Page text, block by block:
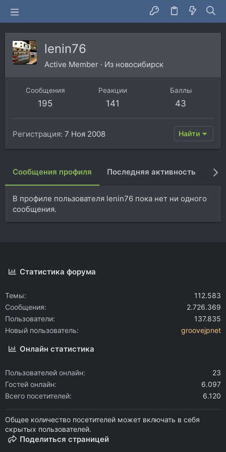
lenin76
Active Member · Из новосибирск
Сообщения
195
Реакции
141
Баллы
43
Регистрация 7 Ноя 2008 Найти
Сообщения профиля Последняя активность
В профиле пользователя lenin76 пока нет ни одного
сообщения.
Статистика форума
Темы
112.583
Сообщения
2.726.369
Пользователи
137.835
Новый пользователь
groovejpnet
Онлайн статистика
Пользователей онлайн
23
Гостей онлайн
6.097
Всего посетителей
6.120
Общее количество посетителей может включать в себя
скрытых пользователей.
Поделиться страницей